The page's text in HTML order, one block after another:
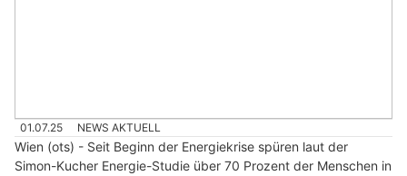
01.07.25 NEWS AKTUELL
Wien (ots) - Seit Beginn der Energiekrise spüren laut der
Simon-Kucher Energie-Studie über 70 Prozent der Menschen in